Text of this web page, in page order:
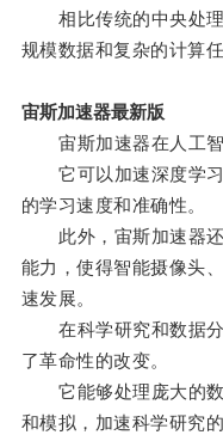
相比传统的中央处理
规模数据和复杂的计算
宙斯加速器最新版
宙斯加速器在人工智
它可以加速深度学习
的学习速度和准确性。
此外，宙斯加速器还
能力，使得智能摄像头
速发展。
在科学研究和数据分
了革命性的改变。
它能够处理庞大的数
和模拟，加速科学研究的